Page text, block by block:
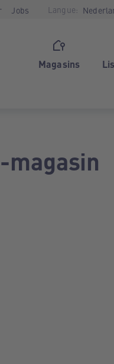
Jobs Langue:
Magasins
magasin